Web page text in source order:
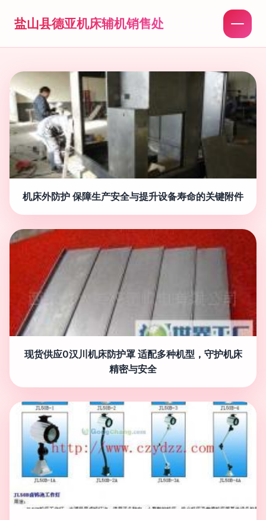
盐山县德亚机床辅机销售处
机床外防护 保障生产安全与提升设备寿命的关键附件
现货供应0汉川机床防护罩 适配多种机型，守护机床
精密与安全